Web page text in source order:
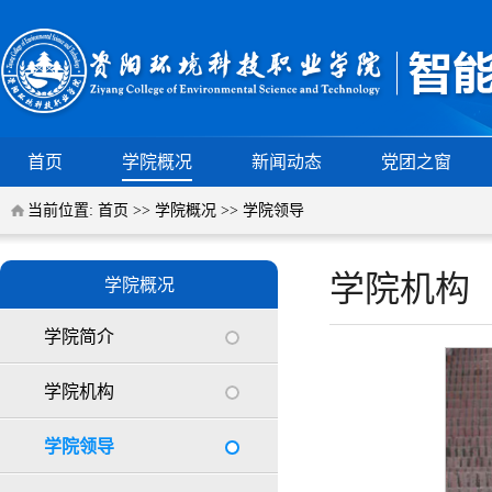
首页 学院概况 新闻动态 党团之窗
当前位置: 首页 >> 学院概况 >> 学院领导
学院概况
学院简介
学院机构
学院领导
学院机构